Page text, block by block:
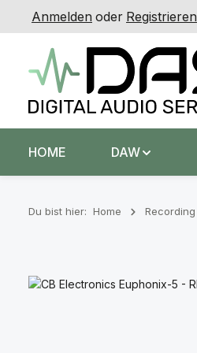
Hauptinhalt springen
Zur Suche springen
Zur Hauptnavigation springen
Anmelden oder Registrieren
HOME DAW
Du bist hier: Home Recording
Bildergalerie überspringen